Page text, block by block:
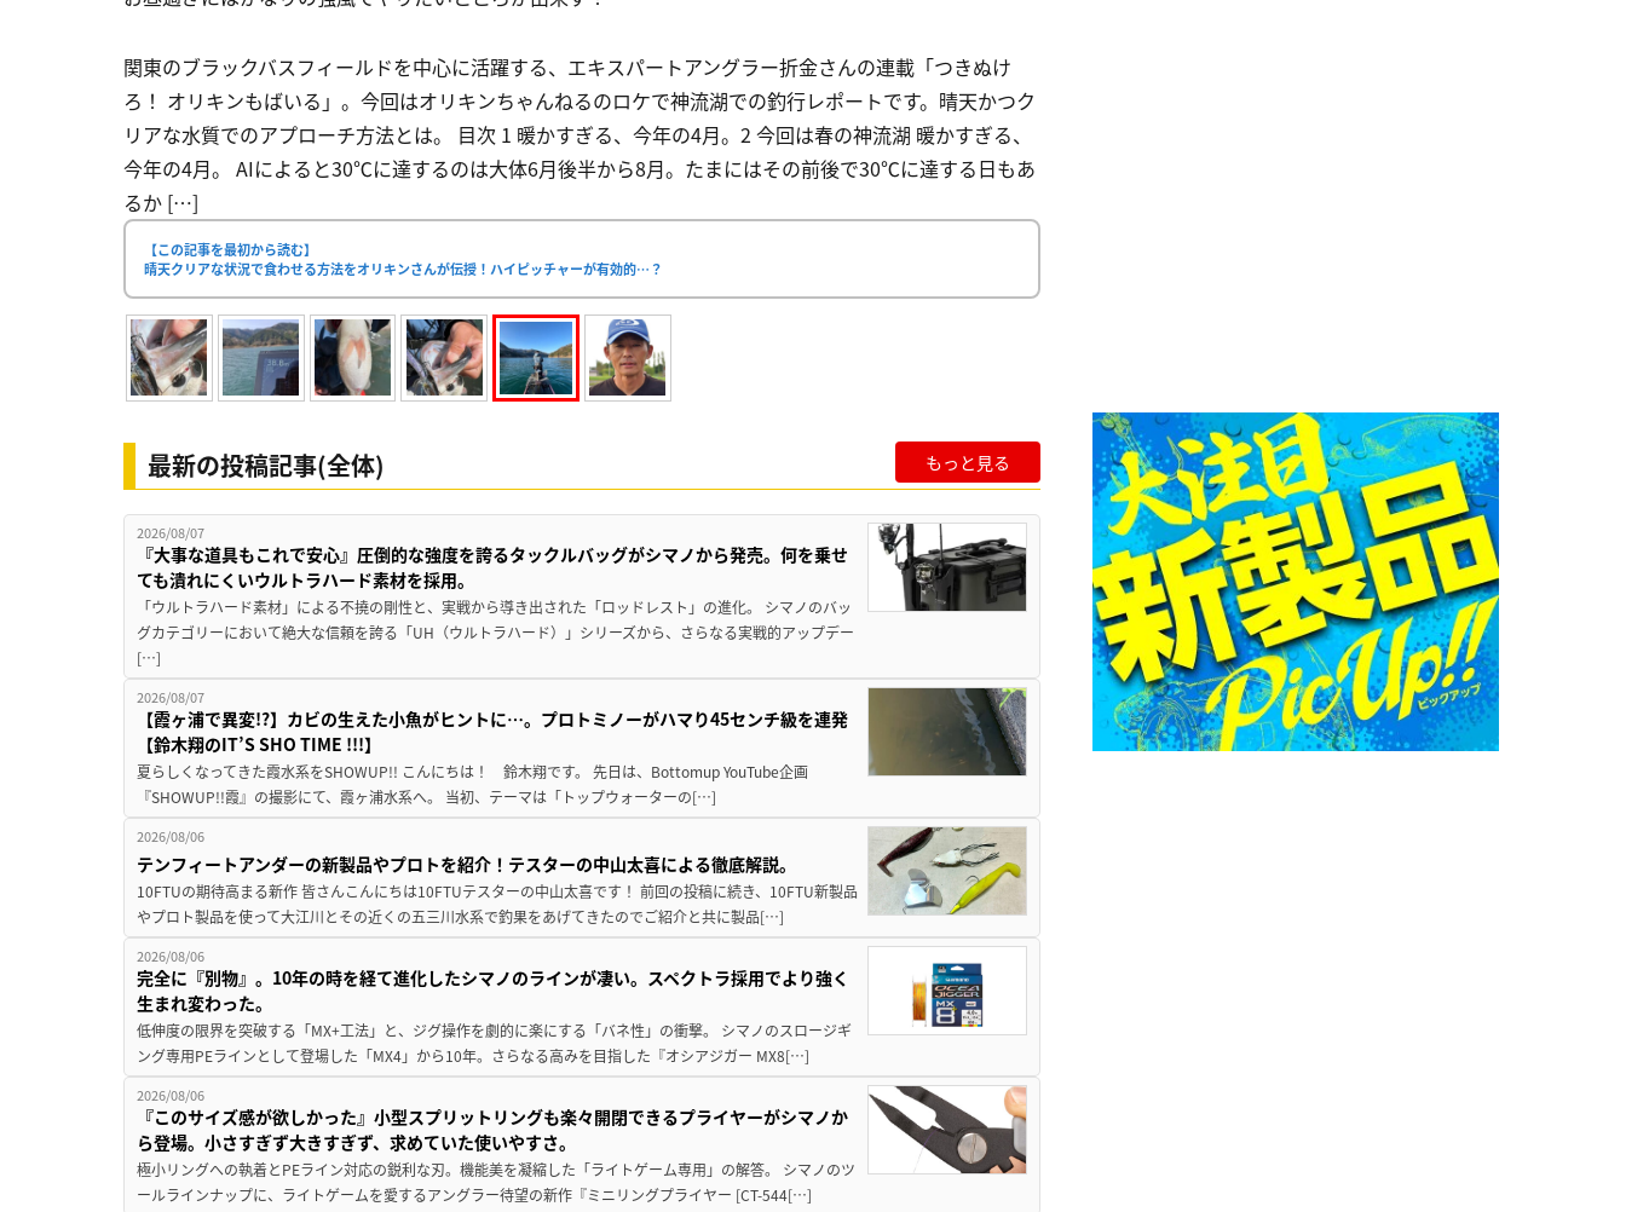
関東のブラックバスフィールドを中心に活躍する、エキスパートアングラー折金さんの連載「つきぬけ
ろ！ オリキンもばいる」。今回はオリキンちゃんねるのロケで神流湖での釣行レポートです。晴天かつク
リアな水質でのアプローチ方法とは。 目次 1 暖かすぎる、今年の4月。2 今回は春の神流湖 暖かすぎる、
今年の4月。 AIによると30℃に達するのは大体6月後半から8月。たまにはその前後で30℃に達する日もあ
るか […]
【この記事を最初から読む】
晴天クリアな状況で食わせる方法をオリキンさんが伝授！ハイピッチャーが有効的…？
最新の投稿記事(全体) もっと見る
2026/08/07
『大事な道具もこれで安心』圧倒的な強度を誇るタックルバッグがシマノから発売。何を乗せ
ても潰れにくいウルトラハード素材を採用。
「ウルトラハード素材」による不撓の剛性と、実戦から導き出された「ロッドレスト」の進化。 シマノのバッ
グカテゴリーにおいて絶大な信頼を誇る「UH（ウルトラハード）」シリーズから、さらなる実戦的アップデー
[…]
2026/08/07
【霞ヶ浦で異変!?】カビの生えた小魚がヒントに…。プロトミノーがハマり45センチ級を連発
【鈴木翔のIT’S SHO TIME !!!】
夏らしくなってきた霞水系をSHOWUP!! こんにちは！ 鈴木翔です。 先日は、Bottomup YouTube企画
『SHOWUP!!霞』の撮影にて、霞ヶ浦水系へ。 当初、テーマは「トップウォーターの[…]
2026/08/06
テンフィートアンダーの新製品やプロトを紹介！テスターの中山太喜による徹底解説。
10FTUの期待高まる新作 皆さんこんにちは10FTUテスターの中山太喜です！ 前回の投稿に続き、10FTU新製品
やプロト製品を使って大江川とその近くの五三川水系で釣果をあげてきたのでご紹介と共に製品[…]
2026/08/06
完全に『別物』。10年の時を経て進化したシマノのラインが凄い。スペクトラ採用でより強く
生まれ変わった。
低伸度の限界を突破する「MX+工法」と、ジグ操作を劇的に楽にする「バネ性」の衝撃。 シマノのスロージギ
ング専用PEラインとして登場した「MX4」から10年。さらなる高みを目指した『オシアジガー MX8[…]
2026/08/06
『このサイズ感が欲しかった』小型スプリットリングも楽々開閉できるプライヤーがシマノか
ら登場。小さすぎず大きすぎず、求めていた使いやすさ。
極小リングへの執着とPEライン対応の鋭利な刃。機能美を凝縮した「ライトゲーム専用」の解答。 シマノのツ
ールラインナップに、ライトゲームを愛するアングラー待望の新作『ミニリングプライヤー [CT-544[…]